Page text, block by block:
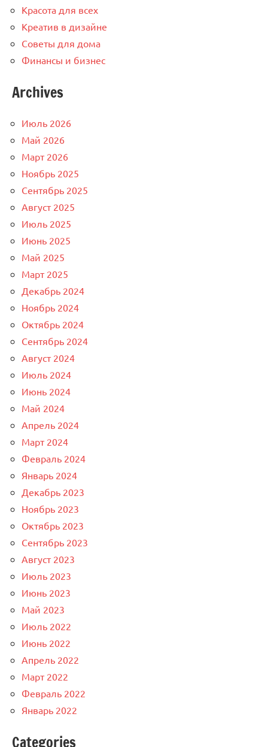
Красота для всех
Креатив в дизайне
Советы для дома
Финансы и бизнес
Archives
Июль 2026
Май 2026
Март 2026
Ноябрь 2025
Сентябрь 2025
Август 2025
Июль 2025
Июнь 2025
Май 2025
Март 2025
Декабрь 2024
Ноябрь 2024
Октябрь 2024
Сентябрь 2024
Август 2024
Июль 2024
Июнь 2024
Май 2024
Апрель 2024
Март 2024
Февраль 2024
Январь 2024
Декабрь 2023
Ноябрь 2023
Октябрь 2023
Сентябрь 2023
Август 2023
Июль 2023
Июнь 2023
Май 2023
Июль 2022
Июнь 2022
Апрель 2022
Март 2022
Февраль 2022
Январь 2022
Categories